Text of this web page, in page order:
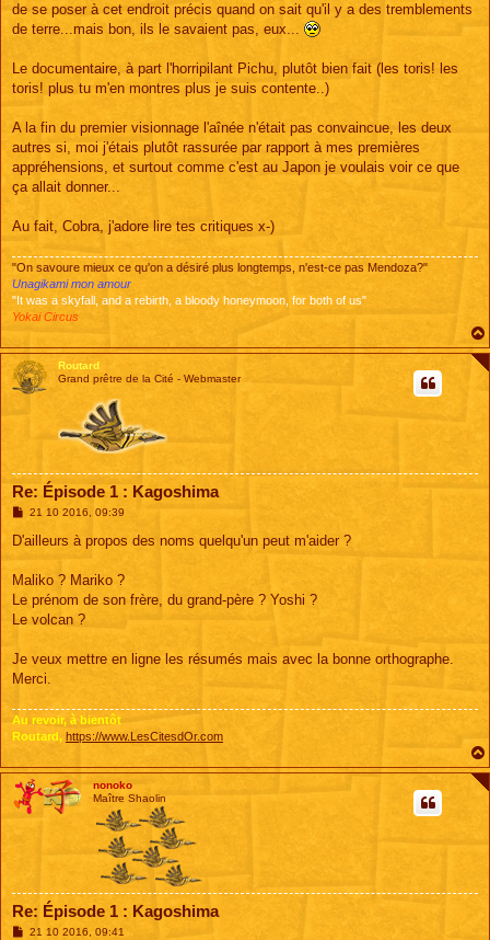
de se poser à cet endroit précis quand on sait qu'il y a des tremblements
de terre...mais bon, ils le savaient pas, eux...
Le documentaire, à part l'horripilant Pichu, plutôt bien fait (les toris! les
toris! plus tu m'en montres plus je suis contente..)
A la fin du premier visionnage l'aînée n'était pas convaincue, les deux
autres si, moi j'étais plutôt rassurée par rapport à mes premières
appréhensions, et surtout comme c'est au Japon je voulais voir ce que
ça allait donner...
Au fait, Cobra, j'adore lire tes critiques x-)
"On savoure mieux ce qu'on a désiré plus longtemps, n'est-ce pas Mendoza?"
Unagikami mon amour
"It was a skyfall, and a rebirth, a bloody honeymoon, for both of us"
Yokai Circus
Routard
Grand prêtre de la Cité - Webmaster
Re: Épisode 1 : Kagoshima
M
s
g
21 10 2016, 09:39
D'ailleurs à propos des noms quelqu'un peut m'aider ?
Maliko ? Mariko ?
Le prénom de son frère, du grand-père ? Yoshi ?
Le volcan ?
Je veux mettre en ligne les résumés mais avec la bonne orthographe.
Merci.
Au revoir, à bientôt
Routard, https://www.LesCitesdOr.com
nonoko
Maître Shaolin
Re: Épisode 1 : Kagoshima
M21 10 2016, 09:41